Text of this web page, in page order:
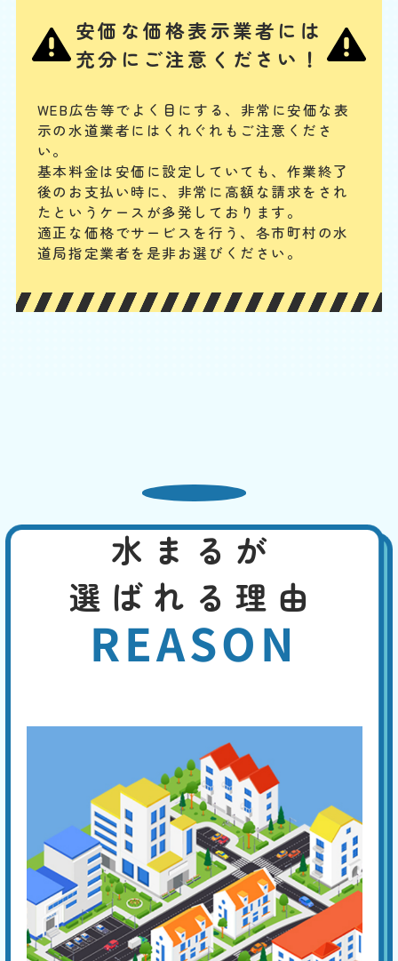
管の破損、レバー・ボタンの故障、レバーとゴムフロートをつなぐチェ
ーンが切れている場合には、水が出ません。手に負えない場合は、専門
業者に連絡してください。
トイレタンクからの水漏
れ
3,000円 W
EB
限
定
割
引
2,200 円 0
合計 2,200
まず、止水栓を閉めて水の供給をストップします。タンク内のフロート
バルブやフラッシュバルブの動作確認、オーバーフロー管の水位を確
た、などの原因が考えられます。
便座の交換・取付け
基本料
EB
限
定
割
引
8,800
合計 8,800
長い年月使用していると、本体の黄ばみや掃除しても取れない臭いなど
が生じます。便座の割れ、ウォシュレットの故障などの致命的な故障に
便器・タンク交換
基本料
3,000円 W
EB
限
定
割
引
作業費
27,500
合計 27,500 円〜
経年劣化による便器やトイレタンクのひび割れは、水漏れなどを生じ
て、フロアや壁の損傷に繋がります。早めに新品に交換することが勧め
られますが、これを機に、壁や床を含めたトータルなリフォームを考え
てみてはいかがでしょうか。
トイレのリフォーム
安価な価格表示業者には
充分にご注意ください！
WEB広告等でよく目にする、非常に安価な表
示の水道業者にはくれぐれもご注意くださ
い。
基本料金は安価に設定していても、作業終了
後のお支払い時に、 非常に高額な請求をされ
たというケースが多発しております。
適正な価格でサービスを行う、各市町村の水
道局指定業者を是非お選びください。
水まるが
選ばれる理由
REASON